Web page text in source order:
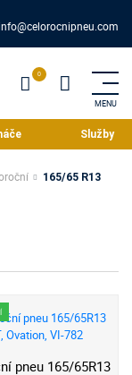
info@celorocnipneu.com
Služby
165/65 R13
pneu 165/65R13